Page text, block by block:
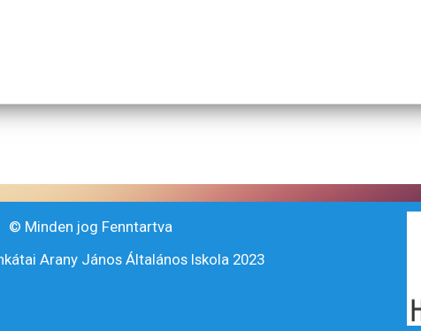
© Minden jog Fenntartva
Arany János Általános Iskola 2023